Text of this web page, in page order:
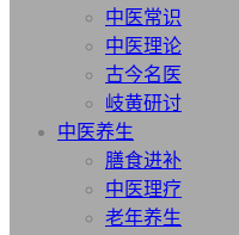
中医常识
中医理论
古今名医
岐黄研讨
中医养生
膳食进补
中医理疗
老年养生